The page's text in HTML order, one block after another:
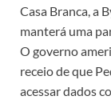
Casa Branca, a
manterá uma
O governo
receio de que
acessar dados